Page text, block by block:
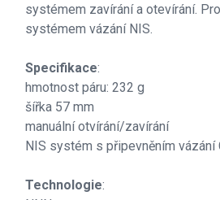
systémem zavírání a otevírání.
systémem vázání NIS.
Specifikace:
hmotnost páru: 232 g
šířka 57 mm
manuální otvírání/zavírání
NIS systém s připevněním vázání
Technologie: